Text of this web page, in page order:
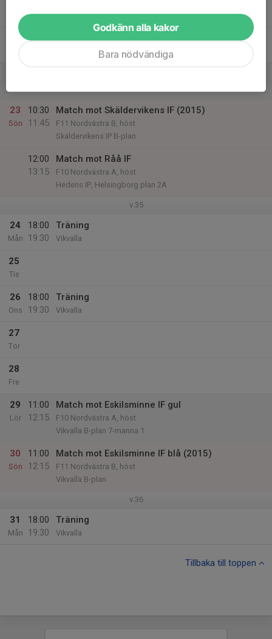
21
11:00
Finland P15-landslag
Vikvalla A-plan
23
Sön
10:30
11:45
Match mot Skäldervikens IF (2015)
F11 Nordvästra B, höst
Skäldervikens IP B-plan
12:00
13:15
Match mot Råå IF
F10 Nordvästra A, höst
Hedens IP, Helsingborg plan 2A
v.35
24
Mån
18:00
19:30
Träning
Vikvalla
25
Tis
26
Ons
18:00
19:30
Träning
Vikvalla
27
Tor
28
Fre
29
Lör
11:00
12:15
Match mot Eskilsminne IF gul
F10 Nordvästra A, höst
Vikvalla B-plan 7-manna 1
30
Sön
11:00
12:15
Match mot Eskilsminne IF blå (2015)
F11 Nordvästra B, höst
Vikvalla B-plan
v.36
31
Mån
18:00
19:30
Träning
Vikvalla
Tillbaka till toppen
Godkänn alla kakor
Bara nödvändiga